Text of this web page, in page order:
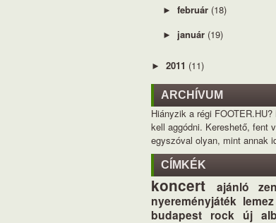
► február (18)
► január (19)
► 2011 (11)
ARCHÍVUM
Hiányzik a régi
kell aggódni. Kereshető, fent
egyszóval olyan, mint annak
CÍMKÉK
koncert ajánló
nyereményjáték lemez
budapest rock új